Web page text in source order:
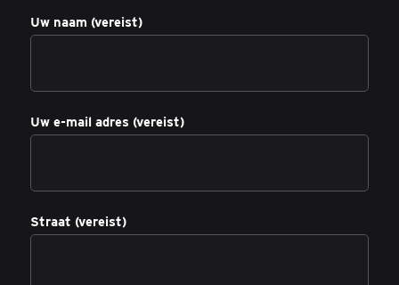
Uw naam (vereist)
Uw e-mail adres (vereist)
Straat (vereist)